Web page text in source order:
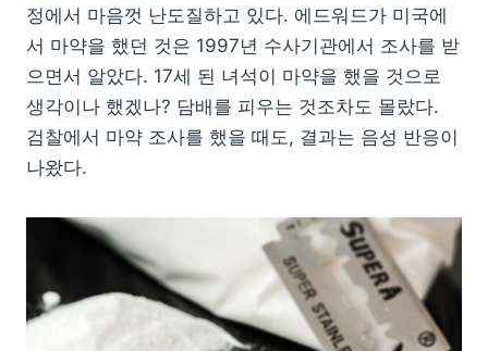
정에서 마음껏 난도질하고 있다. 에드워드가 미국에
서 마약을 했던 것은 1997년 수사기관에서 조사를 받
으면서 알았다. 17세 된 녀석이 마약을 했을 것으로
생각이나 했겠나? 담배를 피우는 것조차도 몰랐다.
검찰에서 마약 조사를 했을 때도, 결과는 음성 반응이
나왔다.